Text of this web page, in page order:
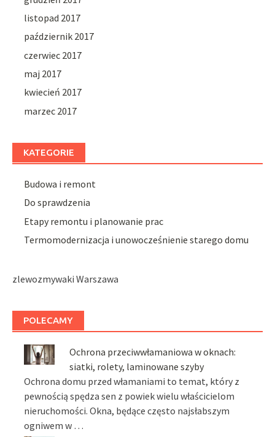
listopad 2017
październik 2017
czerwiec 2017
maj 2017
kwiecień 2017
marzec 2017
KATEGORIE
Budowa i remont
Do sprawdzenia
Etapy remontu i planowanie prac
Termomodernizacja i unowocześnienie starego domu
zlewozmywaki Warszawa
POLECAMY
Ochrona przeciwwłamaniowa w oknach:
siatki, rolety, laminowane szyby
Ochrona domu przed włamaniami to temat, który z
pewnością spędza sen z powiek wielu właścicielom
nieruchomości. Okna, będące często najsłabszym
ogniwem w …